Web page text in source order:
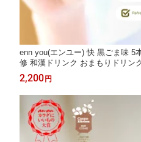
enn you(エンユー) 快 黒ごま味 5
修 和漢ドリンク おまもりドリン
漢エキス ごま 黒ごま 体の揺らぎ
ト お試し 置き換え
2,200 円